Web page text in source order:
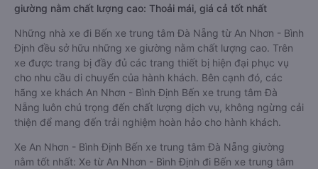
giường nằm chất lượng cao: Thoải mái, giá cả tốt nhất
Những nhà xe đi Bến xe trung tâm Đà Nẵng từ An Nhơn - Bình
Định đều sở hữu những xe giường nằm chất lượng cao. Trên
xe được trang bị đầy đủ các trang thiết bị hiện đại phục vụ
cho nhu cầu di chuyển của hành khách. Bên cạnh đó, các
hãng xe khách An Nhơn - Bình Định Bến xe trung tâm Đà
Nẵng luôn chú trọng đến chất lượng dịch vụ, không ngừng cải
thiện để mang đến trải nghiệm hoàn hảo cho hành khách.
Xe An Nhơn - Bình Định Bến xe trung tâm Đà Nẵng giường
nằm tốt nhất: Xe từ An Nhơn - Bình Định đi Bến xe trung tâm